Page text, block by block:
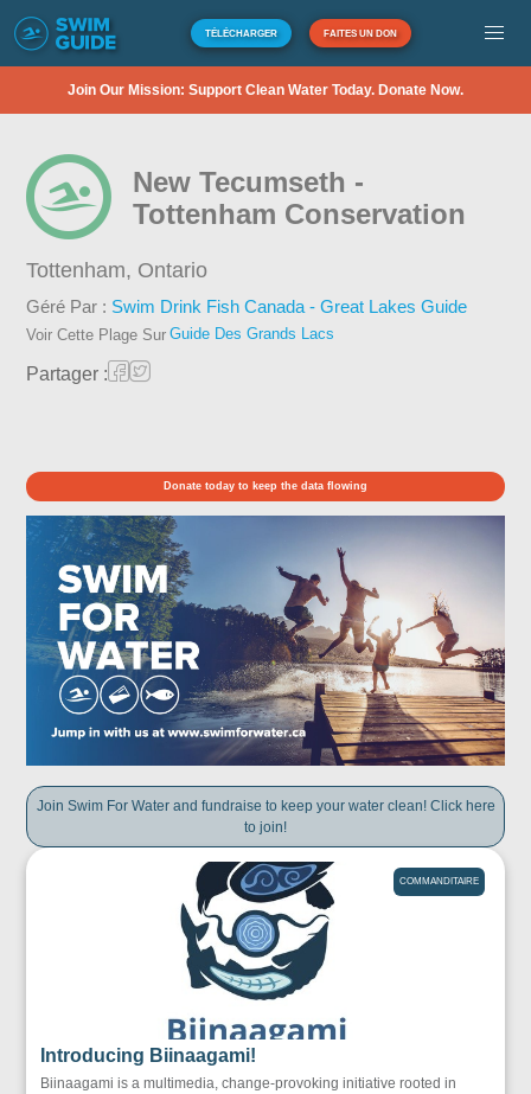
TÉLÉCHARGER FAITES UN DON
Join Our Mission: Support Clean Water Today. Donate Now.
New Tecumseth -
Tottenham Conservation
Tottenham, Ontario
Géré Par : Swim Drink Fish Canada - Great Lakes Guide
Voir Cette Plage Sur Guide Des Grands Lacs
Partager :
Donate today to keep the data flowing
Join Swim For Water and fundraise to keep your water clean! Click here
to join!
COMMANDITAIRE
Introducing Biinaagami!
Biinaagami is a multimedia, change-provoking initiative rooted in